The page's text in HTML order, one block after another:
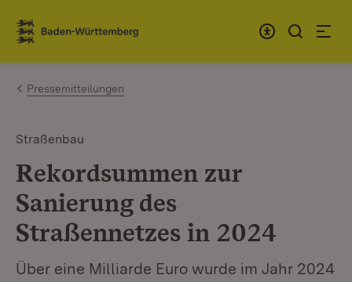
Zum Inhalt springen
Link zur Startseite
Pressemitteilungen
Straßenbau
Rekordsummen zur
Sanierung des
Straßennetzes in 2024
Über eine Milliarde Euro wurde im Jahr 2024